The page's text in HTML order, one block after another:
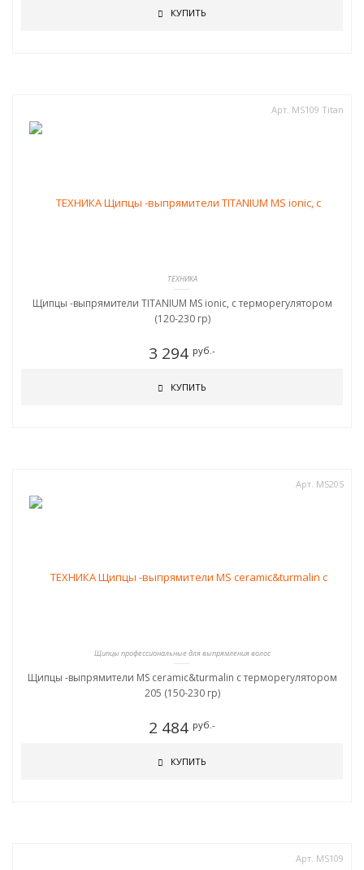
КУПИТЬ
Арт. MS109 Titan
ТЕХНИКА
Щипцы -выпрямители TITANIUM MS ionic, c терморегулятором
(120-230 гр)
3 294 руб.-
КУПИТЬ
Арт. MS205
Щипцы профессиональные для выпрямления волос
Щипцы -выпрямители MS ceramic&turmalin c терморегулятором
205 (150-230 гр)
2 484 руб.-
КУПИТЬ
Арт. MS109